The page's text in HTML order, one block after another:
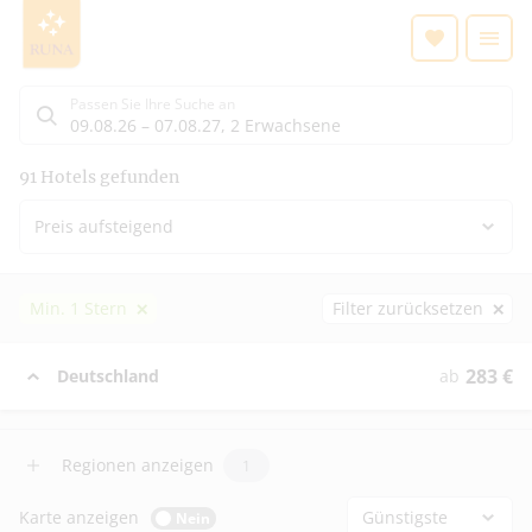
Suchlistenseite
Passen Sie Ihre Suche an
09.08.26 – 07.08.27, 2 Erwachsene
91 Hotels gefunden
Preis aufsteigend
Min. 1 Stern Filter zurücksetzen
Deutschland ab 283 €
Regionen anzeigen
Karte anzeigen Günstigste
Suchergebnisse für Urlaub mit Rollstuhl | RUNA REISEN